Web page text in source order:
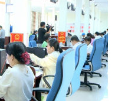
tin
mục
dòng Thời sự